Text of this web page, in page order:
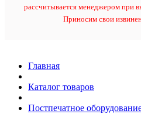
рассчитывается менеджером при
Приносим свои
Главная
Каталог товаров
Постпечатное